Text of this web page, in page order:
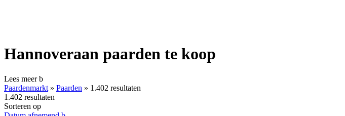
Hannoveraan paarden te koop
Lees meerb
Paardenmarkt » Paarden » 1.402 resultaten
1.402 resultaten
Sorteren op